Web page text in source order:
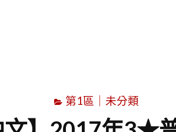
第1區｜未分類